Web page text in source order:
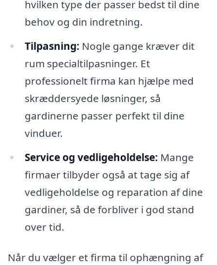
hvilken type der passer bedst til dine
behov og din indretning.
Tilpasning: Nogle gange kræver dit
rum specialtilpasninger. Et
professionelt firma kan hjælpe med
skræddersyede løsninger, så
gardinerne passer perfekt til dine
vinduer.
Service og vedligeholdelse: Mange
firmaer tilbyder også at tage sig af
vedligeholdelse og reparation af dine
gardiner, så de forbliver i god stand
over tid.
Når du vælger et firma til ophængning af